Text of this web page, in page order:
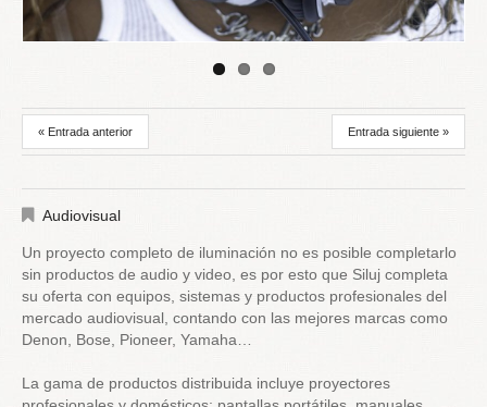
« Entrada anterior Entrada siguiente »
Audiovisual
Un proyecto completo de iluminación no es posible completarlo
sin productos de audio y video, es por esto que Siluj completa
su oferta con equipos, sistemas y productos profesionales del
mercado audiovisual, contando con las mejores marcas como
Denon, Bose, Pioneer, Yamaha…
La gama de productos distribuida incluye proyectores